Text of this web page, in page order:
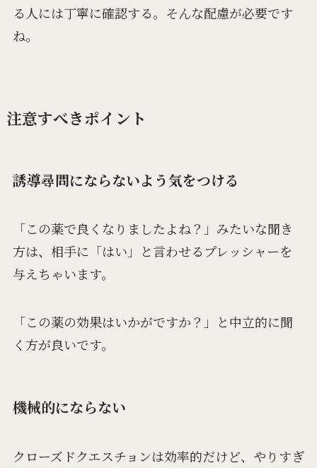
る人には丁寧に確認する。そんな配慮が必要です
ね。
注意すべきポイント
誘導尋問にならないよう気をつける
「この薬で良くなりましたよね？」みたいな聞き
方は、相手に「はい」と言わせるプレッシャーを
与えちゃいます。
「この薬の効果はいかがですか？」と中立的に聞
く方が良いです。
機械的にならない
クローズドクエスチョンは効率的だけど、やりすぎ